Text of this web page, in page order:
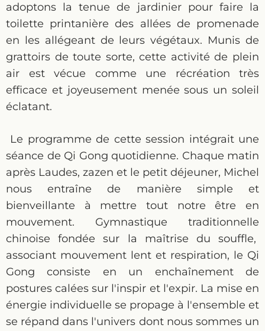
adoptons la tenue de jardinier pour faire la
toilette printanière des allées de promenade
en les allégeant de leurs végétaux. Munis de
grattoirs de toute sorte, cette activité de plein
air est vécue comme une récréation très
efficace et joyeusement menée sous un soleil
éclatant.
Le programme de cette session intégrait une
séance de Qi Gong quotidienne. Chaque matin
après Laudes, zazen et le petit déjeuner, Michel
nous entraîne de manière simple et
bienveillante à mettre tout notre être en
mouvement. Gymnastique traditionnelle
chinoise fondée sur la maîtrise du souffle,
associant mouvement lent et respiration, le Qi
Gong consiste en un enchaînement de
postures calées sur l'inspir et l'expir. La mise en
énergie individuelle se propage à l'ensemble et
se répand dans l'univers dont nous sommes un